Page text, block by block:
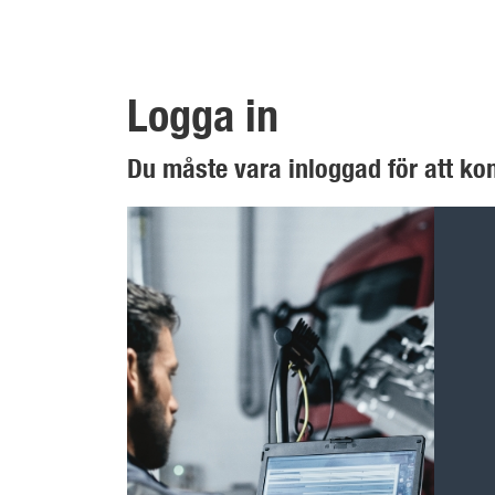
Logga in
Du måste vara inloggad för att